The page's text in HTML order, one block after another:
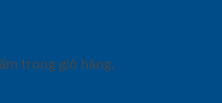
trong giỏ hàng.